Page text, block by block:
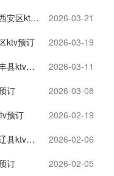
ktv预订
2026-03-21
ktv预订
2026-03-19
预订
2026-03-11
订
2026-03-08
预订
2026-02-19
预订
2026-02-06
订
2026-02-05